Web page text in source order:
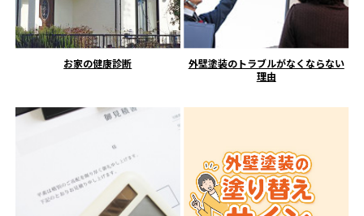
お家の健康診断
外壁塗装のトラブルがなくならない
理由